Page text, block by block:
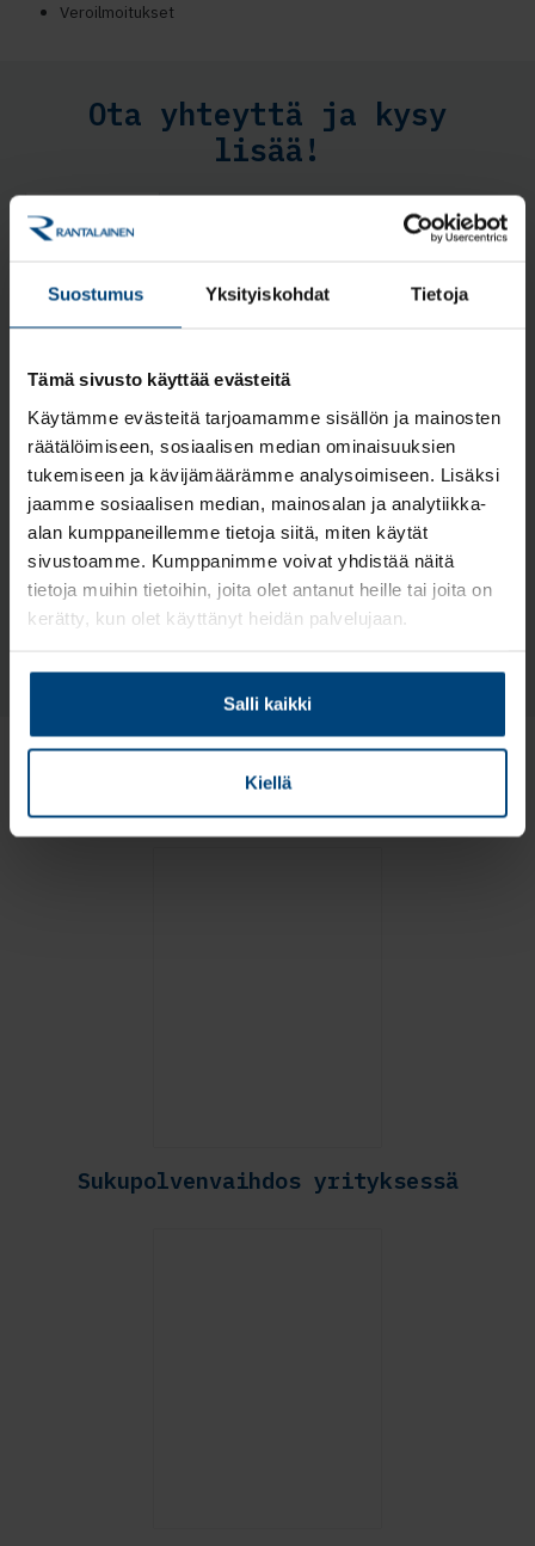
Suostumus Yksityiskohdat Tietoja
Tämä sivusto käyttää evästeitä
Käytämme evästeitä tarjoamamme sisällön ja mainosten
räätälöimiseen, sosiaalisen median ominaisuuksien
tukemiseen ja kävijämäärämme analysoimiseen. Lisäksi
jaamme sosiaalisen median, mainosalan ja analytiikka-
alan kumppaneillemme tietoja siitä, miten käytät
sivustoamme. Kumppanimme voivat yhdistää näitä
tietoja muihin tietoihin, joita olet antanut heille tai joita on
kerätty, kun olet käyttänyt heidän palvelujaan.
Salli kaikki
Kiellä
Veroilmoitukset
Ota yhteyttä ja kysy
lisää!
yritysjärjestelyt, sukupolvenvaihdokset
heikki.luukkonen@rantalainen.fi
Roi Hakanen
Senior Manager, Tax & Legal
Yritysjärjestelyt, yrityskaupat, kansainvälinen
henkilöverotus
roi.hakanen@rantalainen.fi
+358 10 321 6512
Tutustu aiheeseen
liittyviin julkaisuihimme
Sukupolvenvaihdos yrityksessä